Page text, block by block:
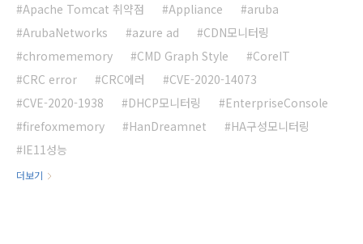
Apache Tomcat 취약점
Appliance
aruba
ArubaNetworks
azure ad
CDN모니터링
chromememory
CMD Graph Style
CoreIT
CRC error
CRC에러
CVE-2020-14073
CVE-2020-1938
DHCP모니터링
EnterpriseConsole
firefoxmemory
HanDreamnet
HA구성모니터링
IE11성능
더보기